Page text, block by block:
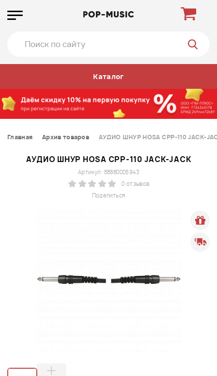
Каталог
Главная Архив товаров АУДИО ШНУР HOSA CPP-110 JACK-
АУДИО ШНУР HOSA CPP-110 JACK-JACK
Поделиться
Артикул: 88880005943
0 отзывов